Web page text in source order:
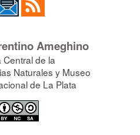
Ameghino
Central de la
Naturales y Museo
de La Plata